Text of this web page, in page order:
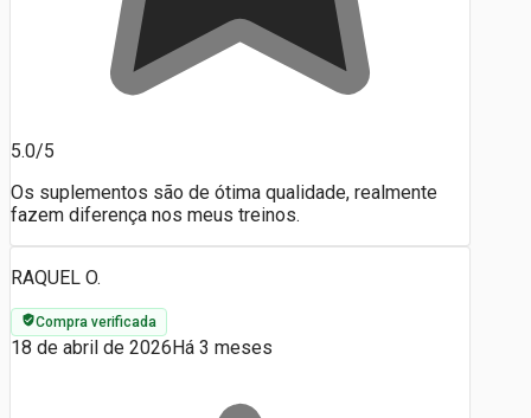
5.0/5
Os suplementos são de ótima qualidade, realmente
fazem diferença nos meus treinos.
RAQUEL O.
Compra verificada
18 de abril de 2026Há 3 meses